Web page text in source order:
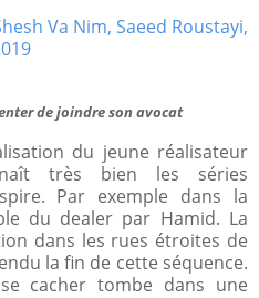
de joindre son avocat
du jeune réalisateur
très bien les séries
Par exemple dans la
du dealer par Hamid. La
dans les rues étroites de
la fin de cette séquence.
cacher tombe dans une